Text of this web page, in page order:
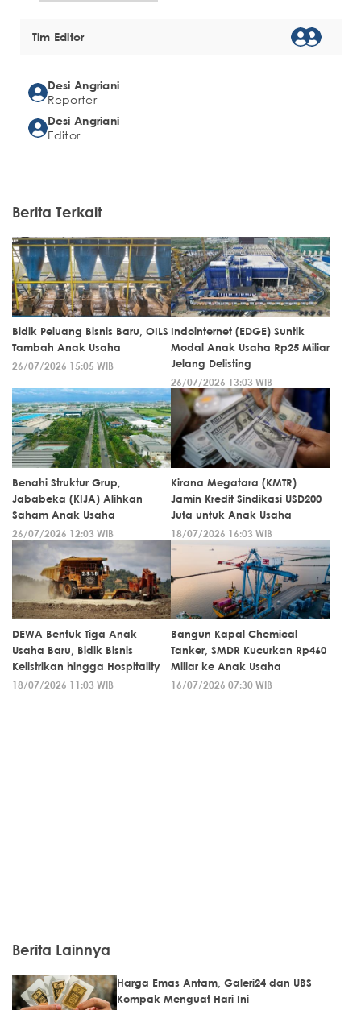
Tim Editor
Desi Angriani
Reporter
Desi Angriani
Editor
Berita Terkait
Bidik Peluang Bisnis Baru, OILS
Tambah Anak Usaha
26/07/2026 15:05 WIB
Indointernet (EDGE) Suntik
Modal Anak Usaha Rp25 Miliar
Jelang Delisting
26/07/2026 13:03 WIB
Benahi Struktur Grup,
Jababeka (KIJA) Alihkan
Saham Anak Usaha
26/07/2026 12:03 WIB
Kirana Megatara (KMTR)
Jamin Kredit Sindikasi USD200
Juta untuk Anak Usaha
18/07/2026 16:03 WIB
DEWA Bentuk Tiga Anak
Usaha Baru, Bidik Bisnis
Kelistrikan hingga Hospitality
18/07/2026 11:03 WIB
Bangun Kapal Chemical
Tanker, SMDR Kucurkan Rp460
Miliar ke Anak Usaha
16/07/2026 07:30 WIB
Berita Lainnya
Harga Emas Antam, Galeri24 dan UBS
Kompak Menguat Hari Ini